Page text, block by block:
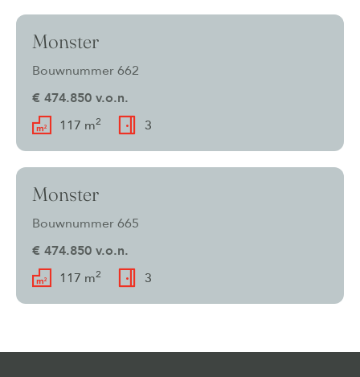
Monster
Bouwnummer 662
€ 474.850 v.o.n.
117 m2 3
Monster
Bouwnummer 665
€ 474.850 v.o.n.
117 m2 3